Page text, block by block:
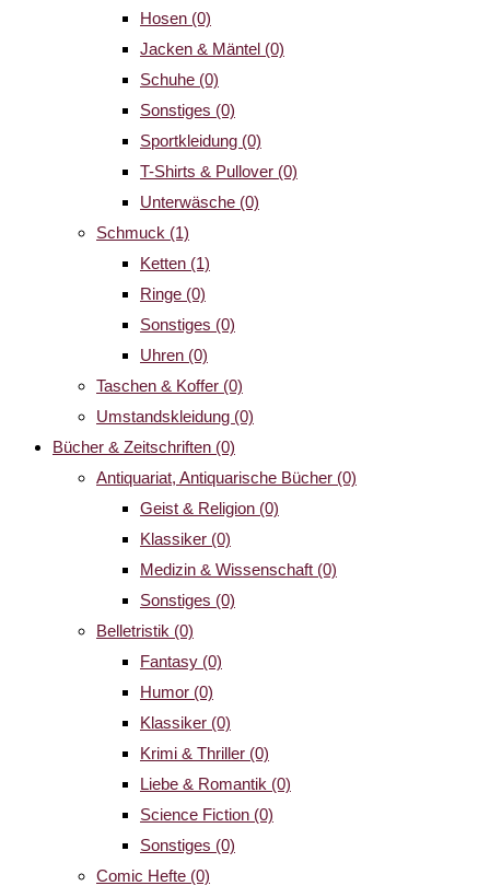
Hosen (0)
Jacken & Mäntel (0)
Schuhe (0)
Sonstiges (0)
Sportkleidung (0)
T-Shirts & Pullover (0)
Unterwäsche (0)
Schmuck (1)
Ketten (1)
Ringe (0)
Sonstiges (0)
Uhren (0)
Taschen & Koffer (0)
Umstandskleidung (0)
Bücher & Zeitschriften (0)
Antiquariat, Antiquarische Bücher (0)
Geist & Religion (0)
Klassiker (0)
Medizin & Wissenschaft (0)
Sonstiges (0)
Belletristik (0)
Fantasy (0)
Humor (0)
Klassiker (0)
Krimi & Thriller (0)
Liebe & Romantik (0)
Science Fiction (0)
Sonstiges (0)
Comic Hefte (0)